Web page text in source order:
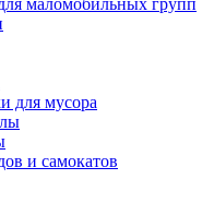
для мусора
и самокатов